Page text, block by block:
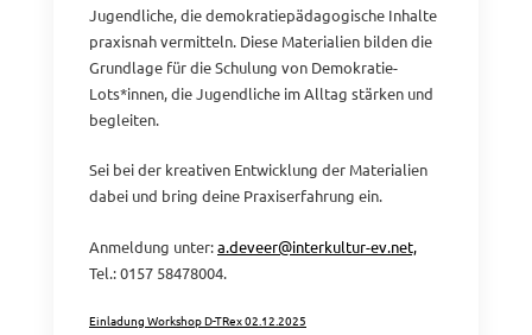
Jugendliche, die demokratiepädagogische Inhalte
praxisnah vermitteln. Diese Materialien bilden die
Grundlage für die Schulung von Demokratie-
Lots*innen, die Jugendliche im Alltag stärken und
begleiten.
Sei bei der kreativen Entwicklung der Materialien
dabei und bring deine Praxiserfahrung ein.
Anmeldung unter:a.deveer@interkultur-ev.net,
Tel.: 0157 58478004.
Einladung Workshop D-TRex 02.12.2025